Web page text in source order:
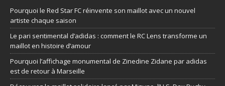
Pourquoi le Red Star FC réinvente son maillot avec un nouvel
artiste chaque saison
Le pari sentimental d’adidas : comment le RC Lens transforme un
maillot en histoire d’amour
Pourquoi l’affichage monumental de Zinedine Zidane par adidas
est de retour à Marseille